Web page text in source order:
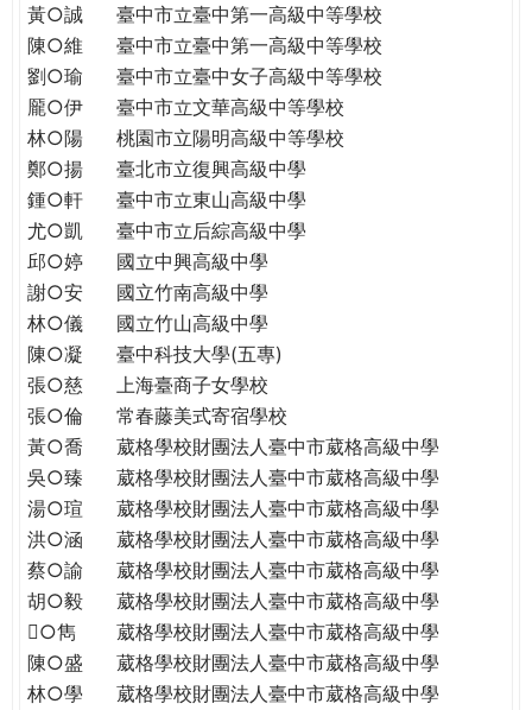
格。
民。
WAGOR
TODAY
THE
WORLD
TOMORROW
PUTTING
YOU
THE
PATH
r
e
黃○誠
臺中市立臺中第一高級中等學校
陳○維
臺中市立臺中第一高級中等學校
劉○瑜
臺中市立臺中女子高級中等學校
龎○伊
臺中市立文華高級中等學校
林○陽
桃園市立陽明高級中等學校
鄭○揚
臺北市立復興高級中學
鍾○軒
臺中市立東山高級中學
尤○凱
臺中市立后綜高級中學
邱○婷
國立中興高級中學
謝○安
國立竹南高級中學
林○儀
國立竹山高級中學
陳○凝
臺中科技大學(五專)
張○慈
上海臺商子女學校
張○倫
常春藤美式寄宿學校
黃○喬
葳格學校財團法人臺中市葳格高級中學
吳○臻
葳格學校財團法人臺中市葳格高級中學
湯○瑄
葳格學校財團法人臺中市葳格高級中學
洪○涵
葳格學校財團法人臺中市葳格高級中學
蔡○諭
葳格學校財團法人臺中市葳格高級中學
胡○毅
葳格學校財團法人臺中市葳格高級中學
○雋
葳格學校財團法人臺中市葳格高級中學
陳○盛
葳格學校財團法人臺中市葳格高級中學
林○學
葳格學校財團法人臺中市葳格高級中學